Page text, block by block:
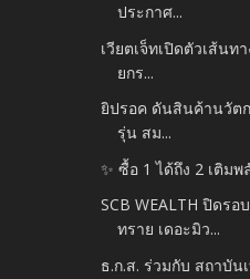
ประกาศ...
เวียตเจ็ทเปิดตัวเส้น
ยกร...
ยิปรอค ดันสินค้านวัต
รุ่น สม...
✨ ซื้อ 1 ได้ถึง 2 เติมพ
SCB WEALTH ปิดรอ
ทราย เดอะมิว...
ธ.ก.ส. ร่วมกับ สถาบัน